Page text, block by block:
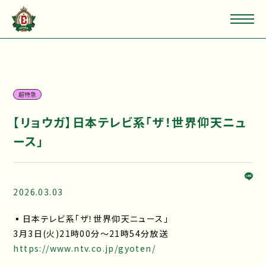
超特急
【リョウガ】日本テレビ系「ザ！世界仰天ニュ
ース」
2026.03.03
▪日本テレビ系「ザ！世界仰天ニュース」
3月3日(火)21時00分～21時54分放送
https://www.ntv.co.jp/gyoten/